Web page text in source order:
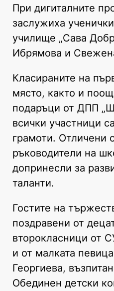
При дигиталните
заслужиха
училище „Сава
Ибрямова и
Класираните на
място, както и
подаръци от ДПП
всички участници
грамоти. Отличени
ръководители на
допринесли за
таланти.
Гостите на
поздравени от
второкласници от
и от малката
Георгиева,
Обединен детски